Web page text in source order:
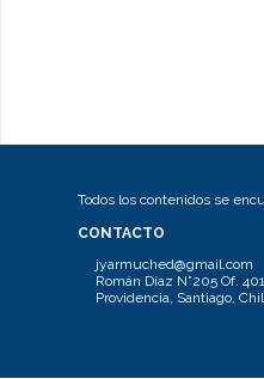
Todos los contenidos se
CONTACTO
jyarmuched@gmail.com
Román Díaz N°205 Of.
Providencia, Santiago,